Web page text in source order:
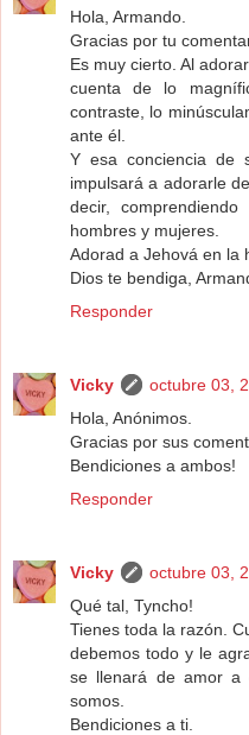
Hola, Armando.
Gracias por tu
Es muy cierto. Al
cuenta de lo
contraste, lo
ante él.
Y esa conciencia de
impulsará a adorarle
decir,
hombres y mujeres.
Adorad a Jehová en la
Dios te bendiga,
Responder
Vicky
octubre 03,
Hola, Anónimos.
Gracias por sus
Bendiciones a ambos!
Responder
Vicky
octubre 03,
Qué tal, Tyncho!
Tienes toda la razón.
debemos todo y le
se llenará de amor a
somos.
Bendiciones a ti.